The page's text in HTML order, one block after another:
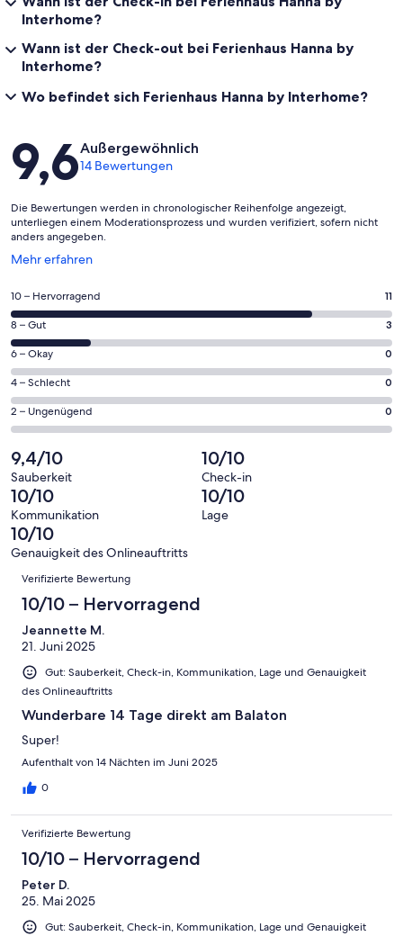
Interhome?
Wann ist der Check-out bei Ferienhaus Hanna by
Interhome?
Wo befindet sich Ferienhaus Hanna by Interhome?
Bewertungen
9,6Außergewöhnlich
14 Bewertungen
Die Bewertungen werden in chronologischer Reihenfolge angezeigt,
unterliegen einem Moderationsprozess und wurden verifiziert, sofern nicht
anders angegeben.
Mehr erfahren
Wird
einem
neuen
Fenster
geöffnet
11
von
insgesamt
14
Gästebewertungen
haben
eine
Bewertung
von
10
-
Hervorragend
10 – Hervorragend 11
3
von
insgesamt
14
Gästebewertungen
haben
Bewertung
von
8
-
Gut
8 – Gut 3
0
von
insgesamt
14
Gästebewertungen
haben
eine
Bewertung
von
6
-
Okay
6 – Okay 0
0
von
insgesamt
Gästebewertungen
haben
eine
Bewertung
von
4
4 – Schlecht 0
0
von
insgesamt
14
Gästebewertungen
haben
eine
Bewertung
2 – Ungenügend 0
9,4/10
Sauberkeit
10/10
Check-in
10/10
Kommunikation
10/10
Lage
10/10
Genauigkeit des Onlineauftritts
Bewertungen
Verifizierte Bewertung
10/10 – Hervorragend
Jeannette M.
21. Juni 2025
Gut: Sauberkeit, Check-in, Kommunikation, Lage und Genauigkeit
des Onlineauftritts
Wunderbare 14 Tage direkt am Balaton
Super!
Aufenthalt von 14 Nächten im Juni 2025
0
Verifizierte Bewertung
10/10 – Hervorragend
Peter D.
25. Mai 2025
Gut: Sauberkeit, Check-in, Kommunikation, Lage und Genauigkeit